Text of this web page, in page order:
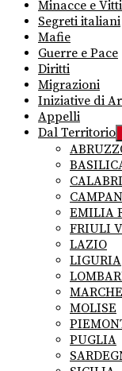
Minacce e
Segreti italiani
Mafie
Guerre e Pace
Diritti
Migrazioni
Iniziative di
Appelli
Dal Territorio
EMILIA
FRIULI
LAZIO
LIGURIA
MARCHE
MOLISE
PUGLIA